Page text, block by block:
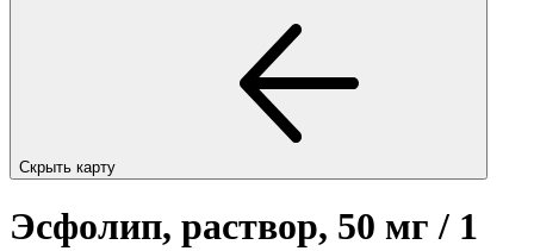
Скрыть карту
Эсфолип, раствор, 50 мг / 1